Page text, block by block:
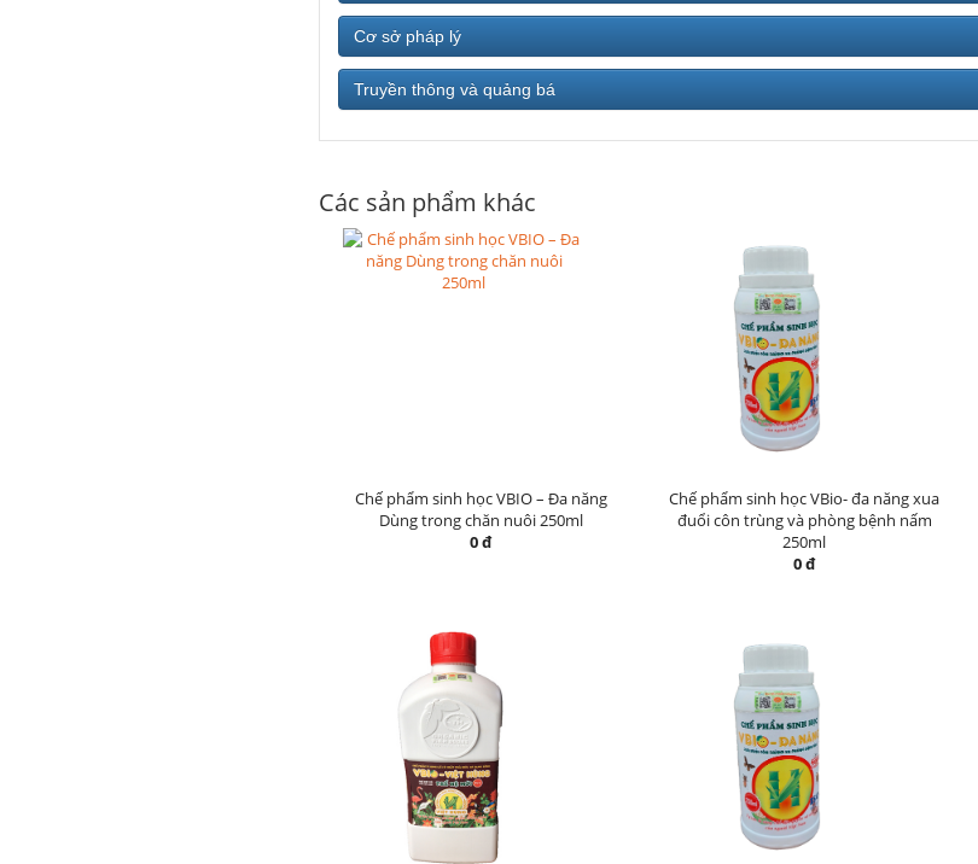
Cơ sở pháp lý
Truyền thông và quảng bá
Các sản phẩm khác
Chế phẩm sinh học VBIO – Đa năng
Dùng trong chăn nuôi 250ml
0 đ
Chế phẩm sinh học VBio- đa năng xua
đuổi côn trùng và phòng bệnh nấm
250ml
0 đ